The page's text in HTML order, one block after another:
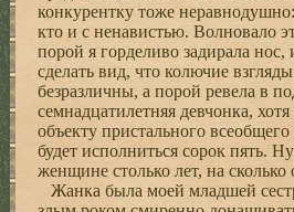
конкурентку тоже
кто и с ненавистью. Волновало
порой я горделиво задирала нос,
сделать вид, что колючие
безразличны, а порой ревела в
семнадцатилетняя девчонка, хотя
объекту пристального
будет исполниться сорок пять.
женщине столько лет, на сколько
Жанка была моей младшей